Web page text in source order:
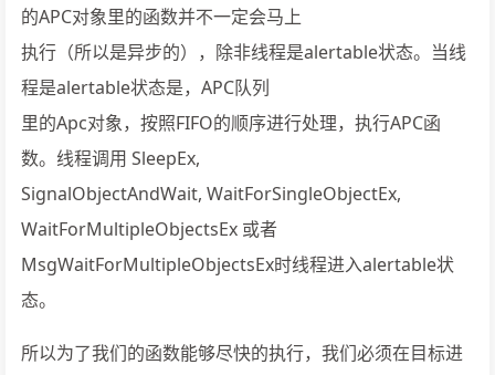
的APC对象里的函数并不一定会马上
执行（所以是异步的），除非线程是alertable状态。当线
程是alertable状态是，APC队列
里的Apc对象，按照FIFO的顺序进行处理，执行APC函
数。线程调用 SleepEx,
SignalObjectAndWait, WaitForSingleObjectEx,
WaitForMultipleObjectsEx 或者
MsgWaitForMultipleObjectsEx时线程进入alertable状
态。
所以为了我们的函数能够尽快的执行，我们必须在目标进